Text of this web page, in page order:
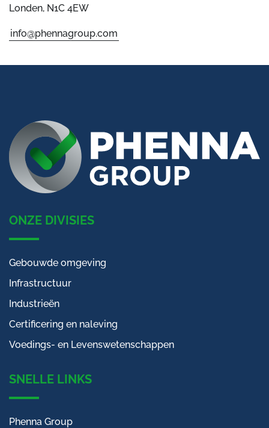
Londen, N1C 4EW
info@phennagroup.com
ONZE DIVISIES
Gebouwde omgeving
Infrastructuur
Industrieën
Certificering en naleving
Voedings- en Levenswetenschappen
SNELLE LINKS
Phenna Group